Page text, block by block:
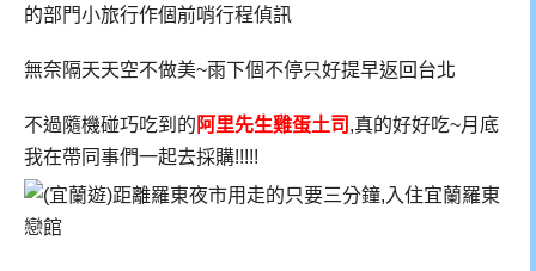
的部門小旅行作個前哨行程偵訊
無奈隔天天空不做美~雨下個不停只好提早返回台北
不過隨機碰巧吃到的 阿里先生雞蛋土司 ,真的好好吃~月底
我在帶同事們一起去採購!!!!!